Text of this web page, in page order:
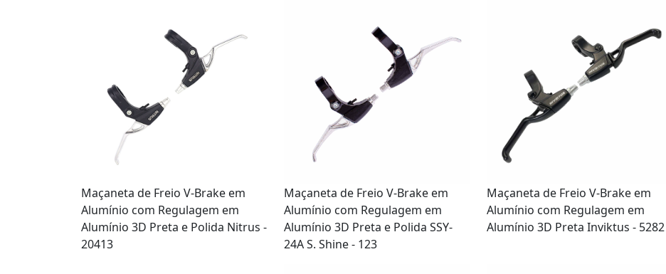
Maçaneta de Freio V-Brake em
Alumínio com Regulagem em
Alumínio 3D Preta e Polida Nitrus -
20413
Maçaneta de Freio V-Brake em
Alumínio com Regulagem em
Alumínio 3D Preta e Polida SSY-
24A S. Shine - 123
Maçaneta de Freio V-Brake em
Alumínio com Regulagem em
Alumínio 3D Preta Inviktus - 5282